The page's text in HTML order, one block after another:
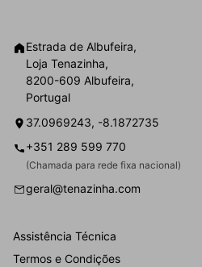
Estrada de Albufeira,
Loja Tenazinha,
8200-609 Albufeira,
Portugal
37.0969243, -8.1872735
+351 289 599 770
(Chamada para rede fixa nacional)
geral@tenazinha.com
Assistência Técnica
Termos e Condições